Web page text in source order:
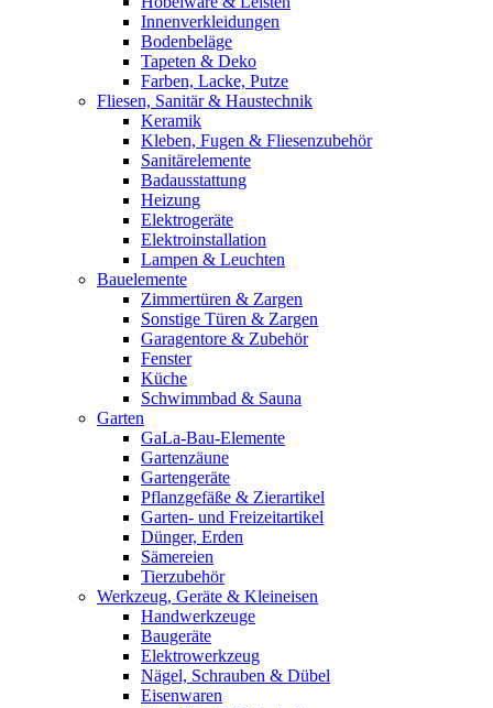
Innenverkleidungen
Bodenbeläge
Tapeten & Deko
Farben, Lacke, Putze
Fliesen, Sanitär & Haustechnik
Keramik
Kleben, Fugen & Fliesenzubehör
Sanitärelemente
Badausstattung
Heizung
Elektrogeräte
Elektroinstallation
Lampen & Leuchten
Bauelemente
Zimmertüren & Zargen
Sonstige Türen & Zargen
Garagentore & Zubehör
Fenster
Küche
Schwimmbad & Sauna
Garten
GaLa-Bau-Elemente
Gartenzäune
Gartengeräte
Pflanzgefäße & Zierartikel
Garten- und Freizeitartikel
Dünger, Erden
Sämereien
Tierzubehör
Werkzeug, Geräte & Kleineisen
Handwerkzeuge
Baugeräte
Elektrowerkzeug
Nägel, Schrauben & Dübel
Eisenwaren